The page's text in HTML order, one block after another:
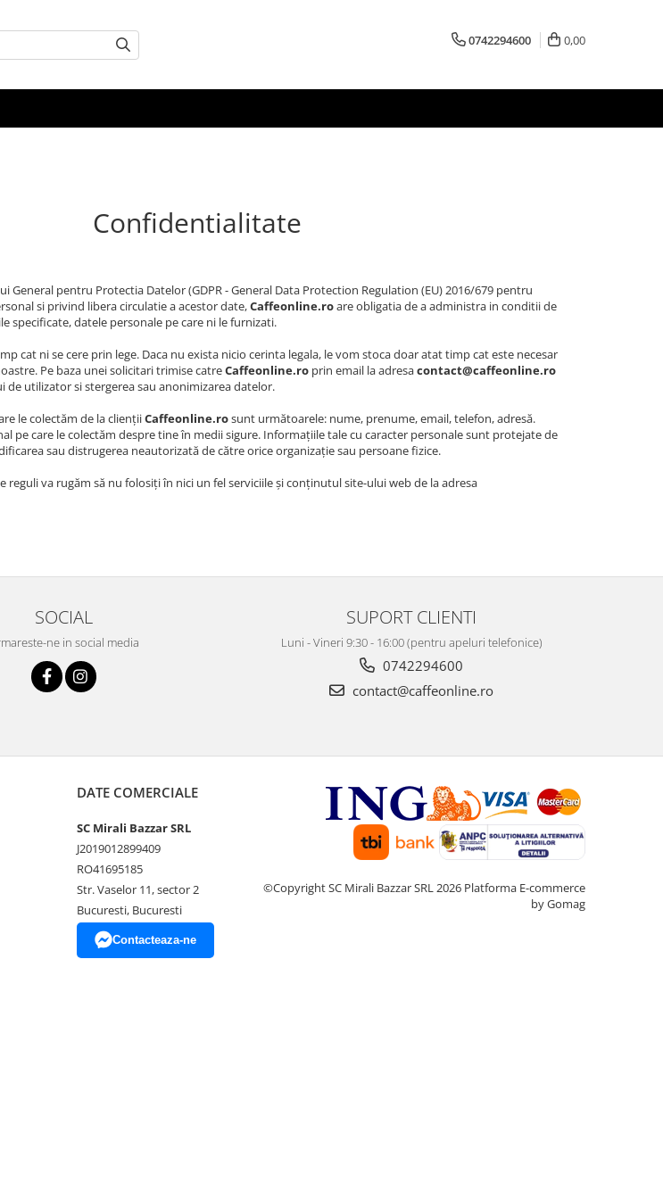
0742294600 0,00
Confidentialitate
General pentru Protectia Datelor (GDPR - General Data Protection Regulation (EU) 2016/679 pentru
si privind libera circulatie a acestor date,Caffeonline.roare obligatia de a administra in conditii de
specificate, datele personale pe care ni le furnizati.
cat ni se cere prin lege. Daca nu exista nicio cerinta legala, le vom stoca doar atat timp cat este necesar
Pe baza unei solicitari trimise catreCaffeonline.ro prin email la adresacontact@caffeonline.ro
utilizator si stergerea sau anonimizarea datelor.
le colectăm de la clienţiiCaffeonline.rosunt următoarele: nume, prenume, email, telefon, adresă.
pe care le colectăm despre tine în medii sigure. Informațiile tale cu caracter personale sunt protejate de
sau distrugerea neautorizată de către orice organizație sau persoane fizice.
reguli va rugăm să nu folosiți în nici un fel serviciile și conținutul site-ului web de la adresa
SOCIAL
ne in social media
SUPORT CLIENTI
Luni - Vineri 9:30 - 16:00 (pentru apeluri telefonice)
0742294600
contact@caffeonline.ro
DATE COMERCIALE
SC Mirali Bazzar SRL
J2019012899409
RO41695185
Str. Vaselor 11, sector 2
Bucuresti, Bucuresti
Contacteaza-ne
©Copyright SC Mirali Bazzar SRL 2026 Platforma E-commerce
by Gomag